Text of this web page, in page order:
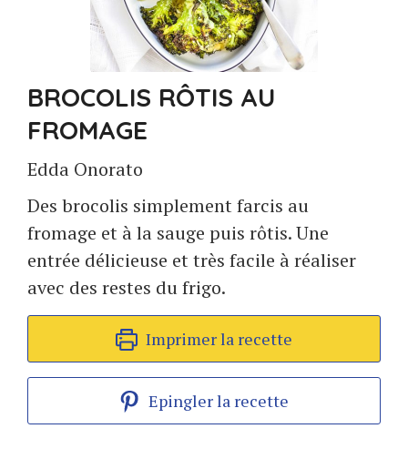
BROCOLIS RÔTIS AU
FROMAGE
Edda Onorato
Des brocolis simplement farcis au
fromage et à la sauge puis rôtis. Une
entrée délicieuse et très facile à réaliser
avec des restes du frigo.
Imprimer la recette
Epingler la recette